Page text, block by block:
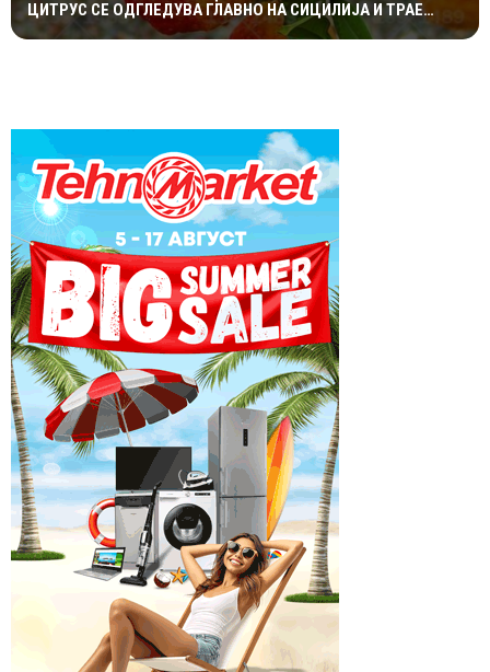
ЦИТРУС СЕ ОДГЛЕДУВА ГЛАВНО НА СИЦИЛИЈА И ТРАЕ
САМО НЕКОЛКУ ДЕНА